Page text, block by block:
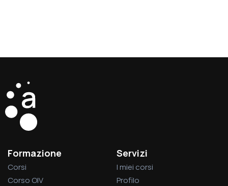
Formazione
Corsi
Corso OIV
Servizi
I miei corsi
Profilo